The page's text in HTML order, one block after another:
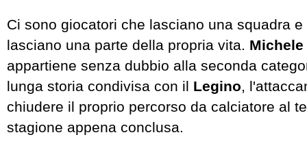
Ci sono giocatori che lasciano una squadra
lasciano una parte della propria vita.
appartiene senza dubbio alla seconda
lunga storia condivisa con il Legino,
chiudere il proprio percorso da calciatore al
stagione appena conclusa.